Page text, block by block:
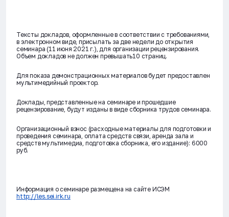
Тексты докладов, оформленные в соответствии с требованиями,
в электронном виде, присылать за две недели до открытия
семинара (11 июня 2021 г.), для организации рецензирования.
Объем докладов не должен превышать10 страниц.
Для показа демонстрационных материалов будет предоставлен
мультимедийный проектор.
Доклады, представленные на семинаре и прошедшие
рецензирование, будут изданы в виде сборника трудов семинара.
Организационный взнос (расходные материалы для подготовки и
проведения семинара, оплата средств связи, аренда зала и
средств мультимедиа, подготовка сборника, его издание): 6000
руб.
Информация о семинаре размещена на сайте ИСЭМ
http://les.sei.irk.ru